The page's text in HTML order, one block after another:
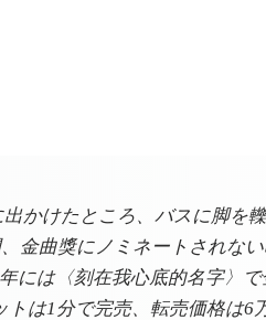
かけたところ、バスに脚を
金曲獎にノミネートされな
には〈刻在我心底的名字〉
は1分で完売、転売価格は6